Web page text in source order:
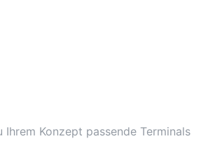
Konzept passende Terminals